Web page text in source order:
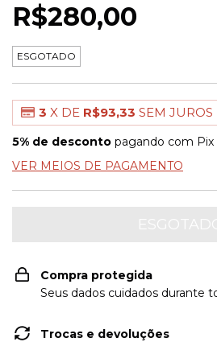
R$280,00
ESGOTADO
3 X DE R$93,33 SEM JUROS
5% de desconto pagando com Pix
VER MEIOS DE PAGAMENTO
Compra protegida
Seus dados cuidados durante
Trocas e devoluções